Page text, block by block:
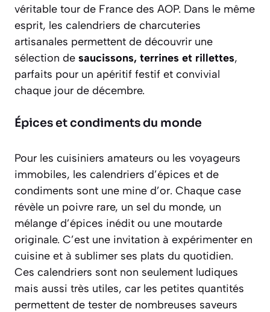
véritable tour de France des AOP. Dans le même
esprit, les calendriers de charcuteries
artisanales permettent de découvrir une
sélection de saucissons, terrines et rillettes,
parfaits pour un apéritif festif et convivial
chaque jour de décembre.
Épices et condiments du monde
Pour les cuisiniers amateurs ou les voyageurs
immobiles, les calendriers d’épices et de
condiments sont une mine d’or. Chaque case
révèle un poivre rare, un sel du monde, un
mélange d’épices inédit ou une moutarde
originale. C’est une invitation à expérimenter en
cuisine et à sublimer ses plats du quotidien.
Ces calendriers sont non seulement ludiques
mais aussi très utiles, car les petites quantités
permettent de tester de nombreuses saveurs